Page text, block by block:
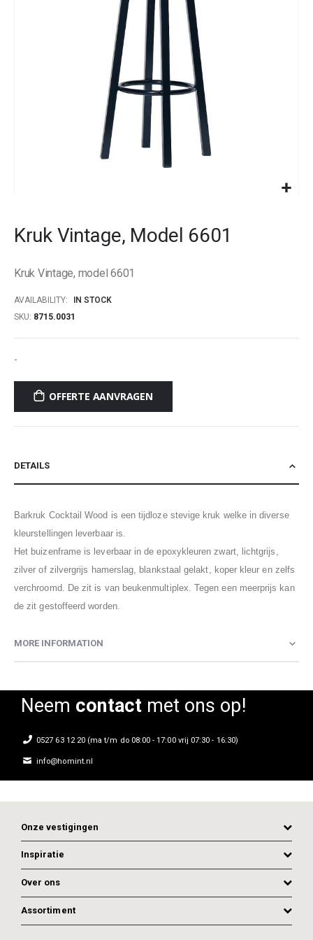
the
the
gallery
Kruk Vintage, Model 6601
Kruk Vintage, model 6601
AVAILABILITY:
IN STOCK
SKU 8715.0031
-
OFFERTE AANVRAGEN
DETAILS
Barkruk Cocktail Wood is een tijdloze stevige kruk welke in diverse
kleurstellingen leverbaar is.
Het buizenframe is leverbaar in de epoxykleuren zwart, lichtgrijs,
zilver of zilvergrijs hamerslag, blankstaal gelakt, koper kleur en zelfs
verchroomd. De zit is van beukenmultiplex. Tegen een meerprijs kan
de zit gestoffeerd worden.
MORE INFORMATION
Neem contactmet ons op!
0527 63 12 20 (ma t/m do 08:00 - 17:00 vrij 07:30 - 16:30)
info@homint.nl
Onze vestigingen
Inspiratie
Over ons
Assortiment